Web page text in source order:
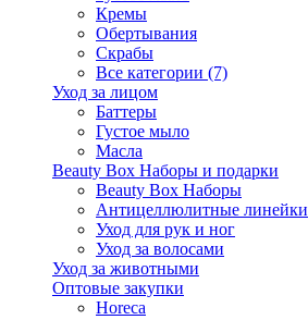
Кремы
Обертывания
Скрабы
Все категории (7)
Уход за лицом
Баттеры
Густое мыло
Масла
Beauty Box Наборы и подарки
Beauty Box Наборы
Антицеллюлитные линейки
Уход для рук и ног
Уход за волосами
Уход за животными
Оптовые закупки
Horeca